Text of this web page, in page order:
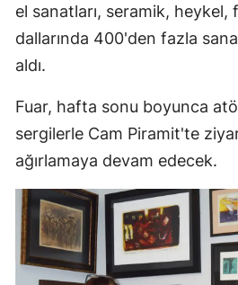
el sanatları, seramik,
dallarında 400'den fazla
aldı.
Fuar, hafta sonu boyunca
sergilerle Cam Piramit'te
ağırlamaya devam edecek.